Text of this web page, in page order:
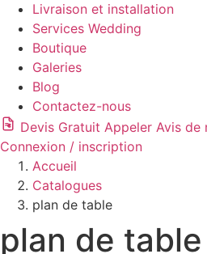
Livraison et installation
Services Wedding
Boutique
Galeries
Blog
Contactez-nous
Devis Gratuit Appeler Avis de
Connexion / inscription
Accueil
Catalogues
plan de table
plan de table